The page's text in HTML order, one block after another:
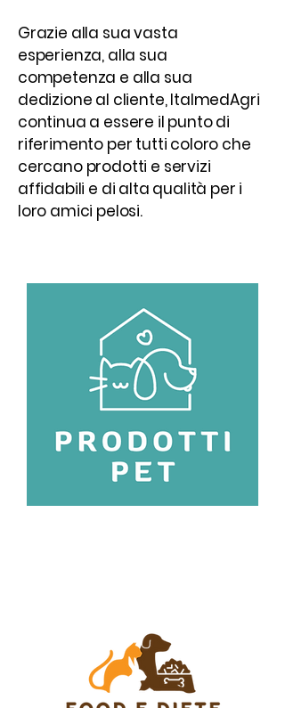
Grazie alla sua vasta
esperienza, alla sua
competenza e alla sua
dedizione al cliente, ItalmedAgri
continua a essere il punto di
riferimento per tutti coloro che
cercano prodotti e servizi
affidabili e di alta qualità per i
loro amici pelosi.